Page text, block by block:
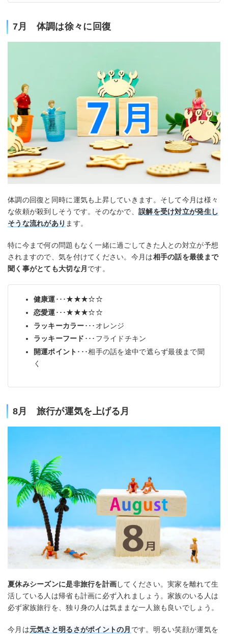
7月 体調は徐々に回復
体調の回復と同時に運気も上昇していきます。そして今月は様々
な依頼が殺到しそうです。そのなかで、誤解を受け対立が発生し
そうな流れがあり ます。
特に今まで何の問題もなく一緒に過ごしてきた人との対立が予想
されますので、気を付けてください。今月は相手の話を最後まで
聞く事がとても大切な月です。
健康運･･･★★★☆☆
恋愛運･･･★★★☆☆
ラッキーカラー･･･オレンジ
ラッキーフード ･･･フライドチキン
開運ポイント ･･･相手の話を途中で遮らず最後まで聞
く
8月 旅行が運気を上げる月
夏休みシーズンに是非旅行を計画してください。実家を離れて生
活している人は帰省も計画に必ず入れましょう。家族のいる人は
必ず家族旅行を、独り身の人は気ままな一人旅も良いでしょう。
今月は元気さと明るさがポイントの月 です。明るい笑顔が運気を